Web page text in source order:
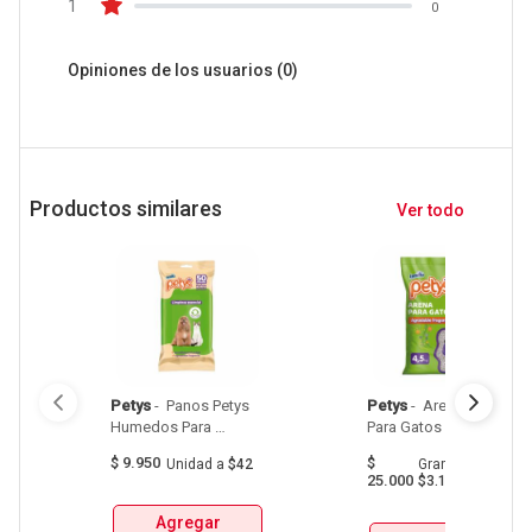
1 0
Opiniones de los usuarios (0)
Productos similares Ver todo
Petys - Panos Petys
Humedos Para
$ 9.950 Unidad a $42
Agregar
Petys - Arena Petys
Para Gatos
$
25.000
Gramo
$3.125